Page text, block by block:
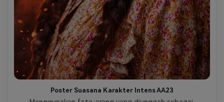
Poster Suasana Karakter Intens AA23